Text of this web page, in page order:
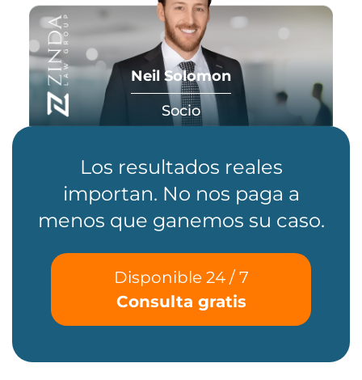
Neil Solomon
Socio
Los resultados reales
importan. No nos paga a
menos que ganemos su caso.
Disponible 24 / 7
Consulta gratis